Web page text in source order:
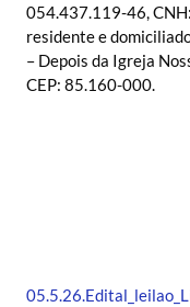
054.437.119-46,
residente e
– Depois da Igreja
CEP: 85.160-000.